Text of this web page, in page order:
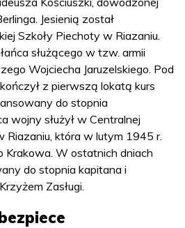
Jesienią został
Szkoły Piechoty w Riazaniu.
służącego w tzw. armii
Wojciecha Jaruzelskiego. Pod
z pierwszą lokatą kurs
do stopnia
wojny służył w Centralnej
Riazaniu, która w lutym 1945 r.
Krakowa. W ostatnich dniach
do stopnia kapitana i
Zasługi.